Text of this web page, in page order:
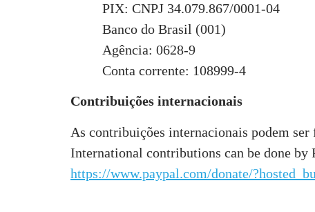
PIX: CNPJ 34.079.867/0001-04
Banco do Brasil (001)
Agência: 0628-9
Conta corrente: 108999-4
Contribuições internacionais
As contribuições internacionais podem
International contributions can be done by
https://www.paypal.com/donate/